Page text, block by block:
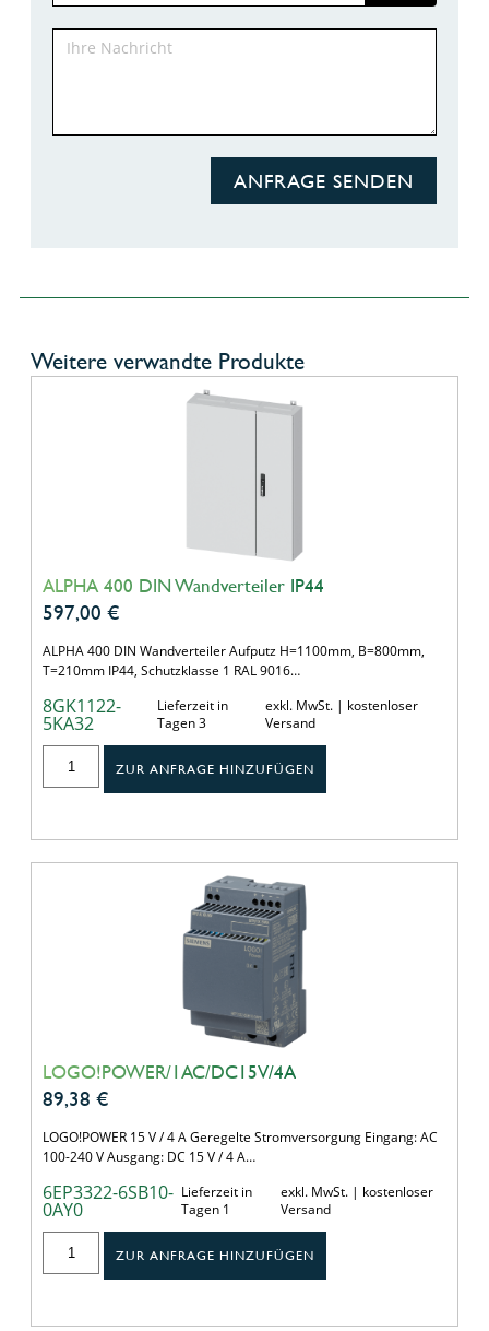
ANFRAGE SENDEN
Weitere verwandte Produkte
ALPHA 400 DIN Wandverteiler IP44
597,00 €
ALPHA 400 DIN Wandverteiler Aufputz H=1100mm, B=800mm,
T=210mm IP44, Schutzklasse 1 RAL 9016…
8GK1122-
5KA32
Lieferzeit in
Tagen 3
exkl. MwSt. | kostenloser
Versand
ZUR ANFRAGE HINZUFÜGEN
LOGO!POWER/1AC/DC15V/4A
89,38 €
LOGO!POWER 15 V / 4 A Geregelte Stromversorgung Eingang: AC
100-240 V Ausgang: DC 15 V / 4 A…
6EP3322-6SB10-
0AY0
Lieferzeit in
Tagen 1
exkl. MwSt. | kostenloser
Versand
ZUR ANFRAGE HINZUFÜGEN